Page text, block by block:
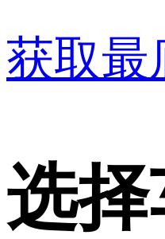
获取最
选